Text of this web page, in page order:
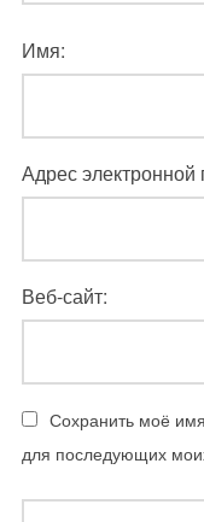
Имя:
Адрес электронной
Веб-сайт:
Сохранить моё
для последующих